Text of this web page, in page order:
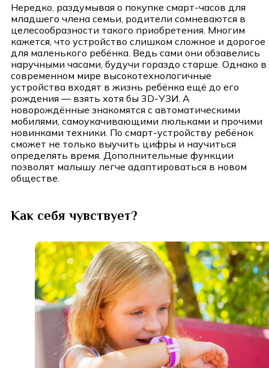
Нередко, раздумывая о покупке смарт-часов для
младшего члена семьи, родители сомневаются в
целесообразности такого приобретения. Многим
кажется, что устройство слишком сложное и дорогое
для маленького ребёнка. Ведь сами они обзавелись
наручными часами, будучи гораздо старше. Однако в
современном мире высокотехнологичные
устройства входят в жизнь ребёнка ещё до его
рождения — взять хотя бы 3D-УЗИ. А
новорождённые знакомятся с автоматическими
мобилями, самоукачивающими люльками и прочими
новинками техники. По смарт-устройству ребёнок
сможет не только выучить цифры и научиться
определять время. Дополнительные функции
позволят малышу легче адаптироваться в новом
обществе.
Как себя чувствует?